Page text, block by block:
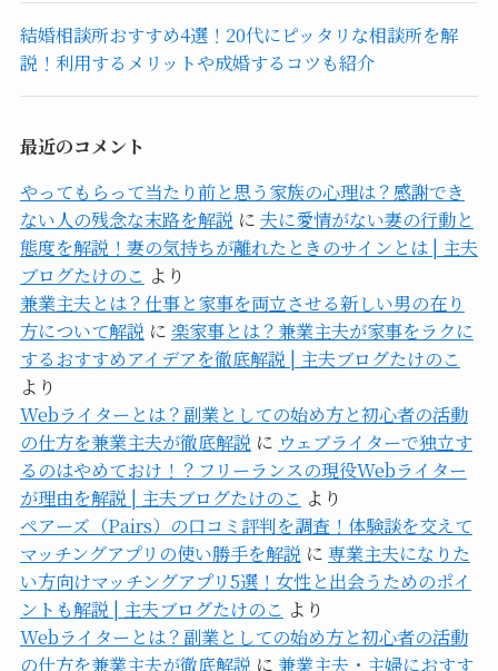
結婚相談所おすすめ4選！20代にピッタリな相談所を解
説！利用するメリットや成婚するコツも紹介
最近のコメント
やってもらって当たり前と思う家族の心理は？感謝でき
ない人の残念な末路を解説 に 夫に愛情がない妻の行動と
態度を解説！妻の気持ちが離れたときのサインとは | 主夫
ブログたけのこ より
兼業主夫とは？仕事と家事を両立させる新しい男の在り
方について解説 に 楽家事とは？兼業主夫が家事をラクに
するおすすめアイデアを徹底解説 | 主夫ブログたけのこ
より
Webライターとは？副業としての始め方と初心者の活動
の仕方を兼業主夫が徹底解説 に ウェブライターで独立す
るのはやめておけ！？フリーランスの現役Webライター
が理由を解説 | 主夫ブログたけのこ より
ペアーズ（Pairs）の口コミ評判を調査！体験談を交えて
マッチングアプリの使い勝手を解説 に 専業主夫になりた
い方向けマッチングアプリ5選！女性と出会うためのポイ
ントも解説 | 主夫ブログたけのこ より
Webライターとは？副業としての始め方と初心者の活動
の仕方を兼業主夫が徹底解説 に 兼業主夫・主婦におすす